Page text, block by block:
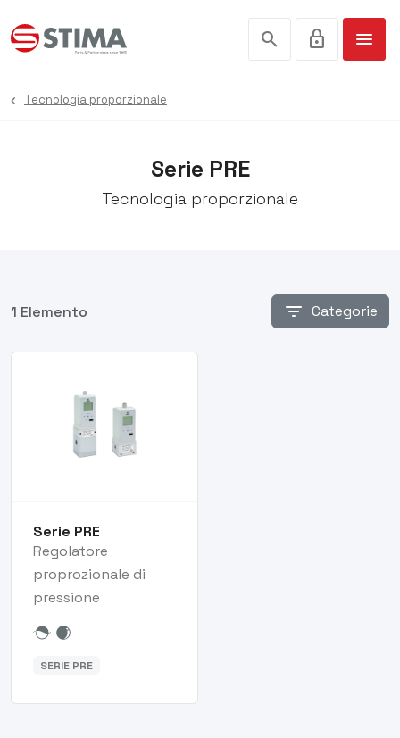
search lock menu
Serie PRE
Tecnologia proporzionale
Tecnologia proporzionale
1 Elemento filter_list Categorie
Serie PRE
Regolatore
proprozionale di
pressione
SERIE PRE